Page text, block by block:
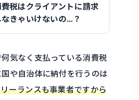
税はクライアントに請求
なきゃいけないの…？
気なく支払っている消費税
や自治体に納付を行うのは
ーランスも事業者ですから